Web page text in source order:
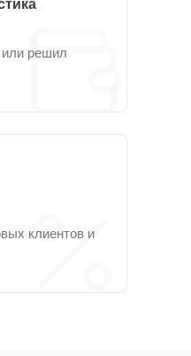
решил
клиентов и